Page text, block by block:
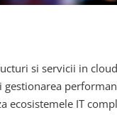
si servicii in
ecosistemele IT